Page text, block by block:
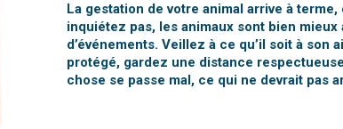
La gestation de votre animal arrive à
inquiétez pas, les animaux sont bien
d’événements. Veillez à ce qu’il soit à son
protégé, gardez une distance
chose se passe mal, ce qui ne devrait pas